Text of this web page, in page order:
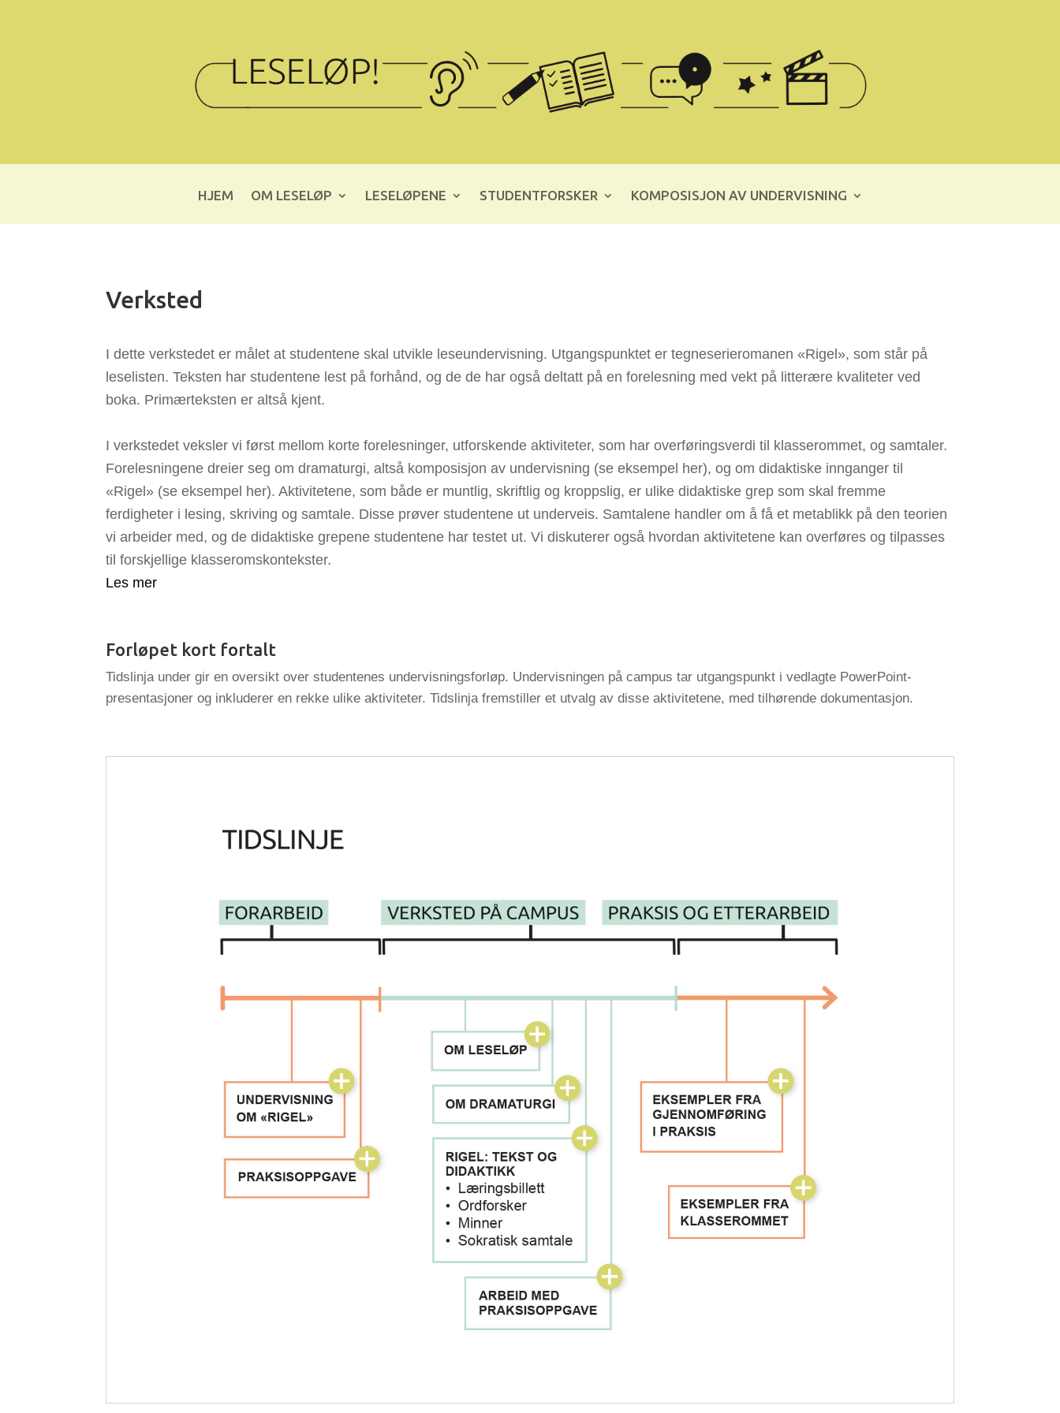
HJEM OM LESELØP LESELØPENE STUDENTFORSKER KOMPOSISJON AV UNDERVISNING
Verksted
I dette verkstedet er målet at studentene skal utvikle leseundervisning. Utgangspunktet er tegneserieromanen «Rigel», som står på
leselisten. Teksten har studentene lest på forhånd, og de de har også deltatt på en forelesning med vekt på litterære kvaliteter ved
boka. Primærteksten er altså kjent.
I verkstedet veksler vi først mellom korte forelesninger, utforskende aktiviteter, som har overføringsverdi til klasserommet, og samtaler.
Forelesningene dreier seg om dramaturgi, altså komposisjon av undervisning (se eksempel her), og om didaktiske innganger til
«Rigel» (se eksempel her). Aktivitetene, som både er muntlig, skriftlig og kroppslig, er ulike didaktiske grep som skal fremme
ferdigheter i lesing, skriving og samtale. Disse prøver studentene ut underveis. Samtalene handler om å få et metablikk på den teorien
vi arbeider med, og de didaktiske grepene studentene har testet ut. Vi diskuterer også hvordan aktivitetene kan overføres og tilpasses
til forskjellige klasseromskontekster.
Les mer
Forløpet kort fortalt
Tidslinja under gir en oversikt over studentenes undervisningsforløp. Undervisningen på campus tar utgangspunkt i vedlagte PowerPoint-
presentasjoner og inkluderer en rekke ulike aktiviteter. Tidslinja fremstiller et utvalg av disse aktivitetene, med tilhørende dokumentasjon.